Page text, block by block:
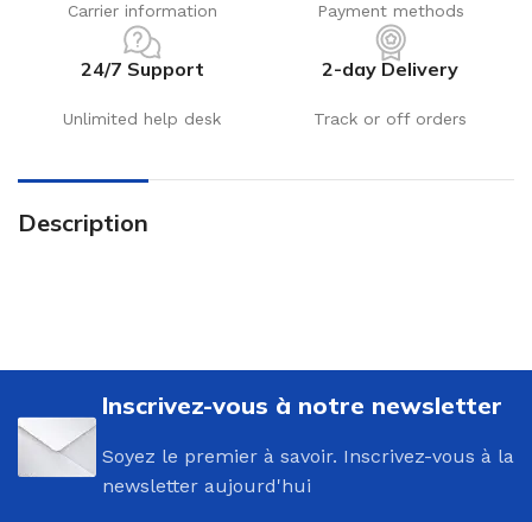
Carrier information Payment methods
24/7 Support
Unlimited help desk
2-day Delivery
Track or off orders
Description
Inscrivez-vous à notre newsletter
Soyez le premier à savoir. Inscrivez-vous à la
newsletter aujourd'hui